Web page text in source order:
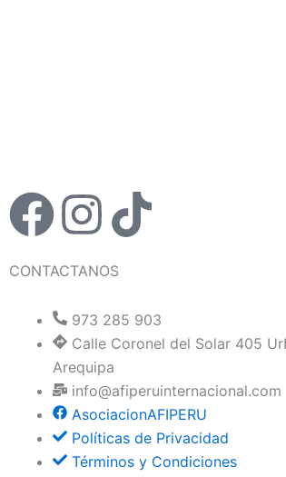
F
a
c
e
b
o
I
n
s
t
a
g
T
k
t
o
k
CONTACTANOS
973 285 903
Calle Coronel del Solar 405
Arequipa
info@afiperuinternacional.com
AsociacionAFIPERU
Políticas de Privacidad
Términos y Condiciones